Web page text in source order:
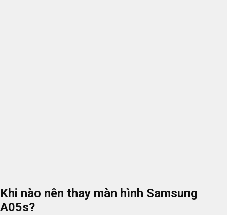
Khi nào nên thay màn hình Samsung
A05s?